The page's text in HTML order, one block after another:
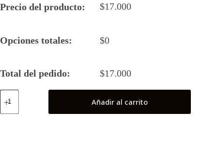
Precio del producto: $17.000
Opciones totales: $0
Total del pedido: $17.000
Nightwing
cantidad
Añadir al carrito